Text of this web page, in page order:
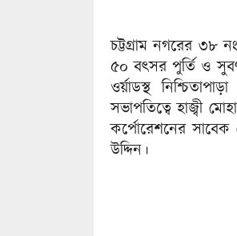
চট্টগ্রাম নগরের ৩৮
৫০ বৎসর পুর্তি ও
ওর্য়াডস্থ
সভাপতিত্বে হাজ্বী
কর্পোরেশনের
উদ্দিন।